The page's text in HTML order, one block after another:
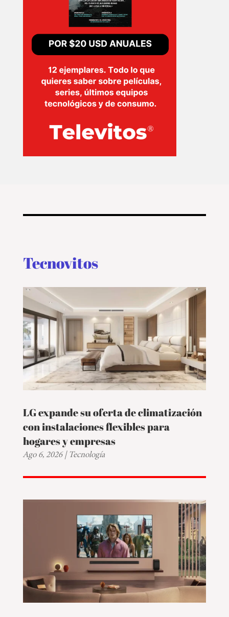
INICIO
PELICULAS
SERIES
TECNOVITOS
Tecnovitos
LG expande su oferta de climatización
con instalaciones flexibles para
hogares y empresas
Ago 6, 2026|Tecnología